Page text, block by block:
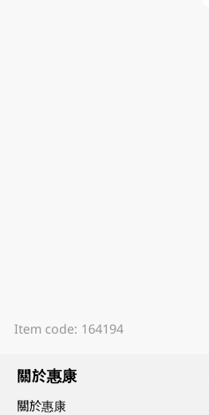
Item code: 164194
關於惠康
關於惠康